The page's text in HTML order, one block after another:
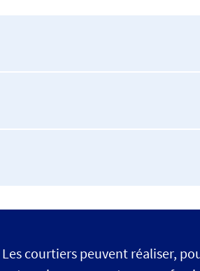
Les courtiers peuvent réaliser,